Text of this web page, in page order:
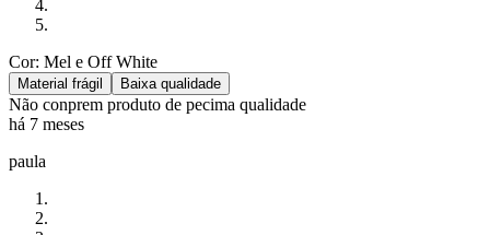
Cor: Mel e Off White
Material frágil Baixa qualidade
Não conprem produto de pecima qualidade
há 7 meses
paula